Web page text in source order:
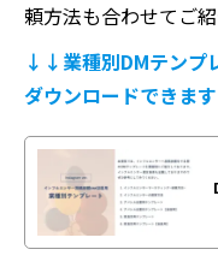
頼方法も合わせてご
↓↓業種別DMテンプ
ダウンロードできま